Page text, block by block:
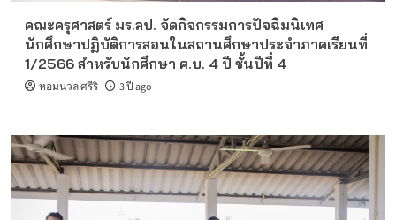
คณะครุศาสตร์ มร.ลป. จัดกิจกรรมการปัจฉิมนิเทศ
นักศึกษาปฏิบัติการสอนในสถานศึกษาประจำภาคเรียนที่
1/2566 สำหรับนักศึกษา ค.บ. 4 ปี ชั้นปีที่ 4
หอมนวล ศรีริ 3 ปี ago